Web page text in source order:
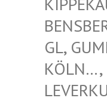
SBERG-
N…, LEV